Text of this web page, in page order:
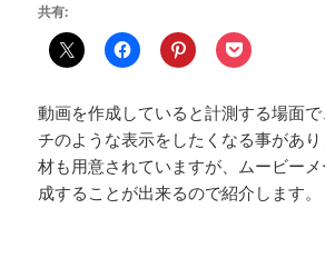
共有:
動画を作成していると計測する場面
チのような表示をしたくなる事があ
材も用意されていますが、ムービー
成することが出来るので紹介します。